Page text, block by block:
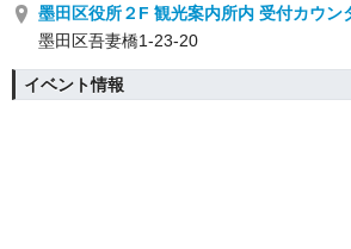
墨田区役所２F 観光案内所内 受付カウン
墨田区吾妻橋1-23-20
イベント情報